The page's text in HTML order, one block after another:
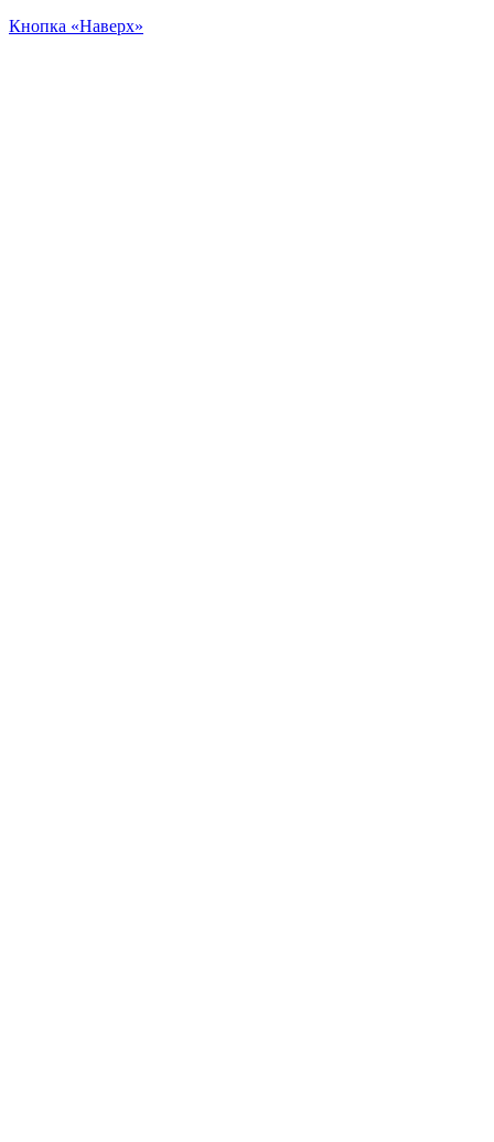
Кнопка «Наверх»